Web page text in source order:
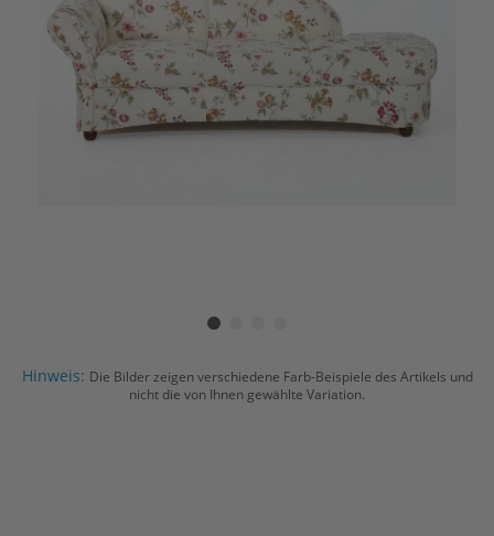
Hinweis: Die Bilder zeigen verschiedene Farb-Beispiele des Artikels und
nicht die von Ihnen gewählte Variation.